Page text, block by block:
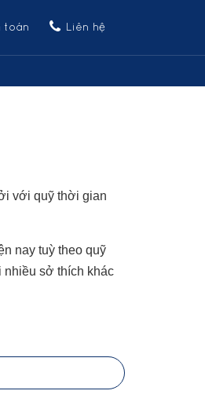
toán Liên hệ
với quỹ thời gian
nay tuỳ theo quỹ
nhiều sở thích khác